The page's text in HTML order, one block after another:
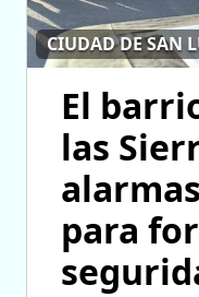
CIUDAD DE SAN
El
las
para